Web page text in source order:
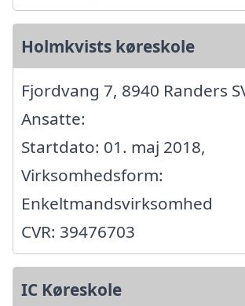
Holmkvists køreskole
Fjordvang 7, 8940 Randers
Ansatte:
Startdato: 01. maj 2018,
Virksomhedsform:
Enkeltmandsvirksomhed
CVR: 39476703
IC Køreskole